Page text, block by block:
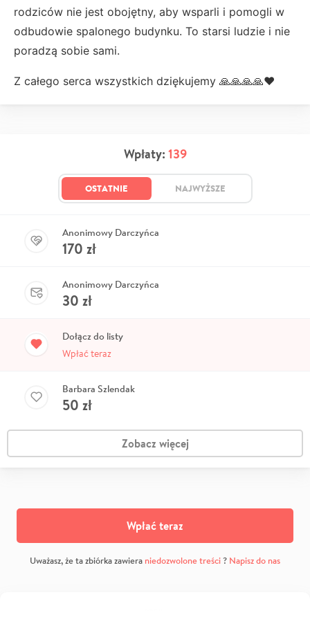
rodziców nie jest obojętny, aby wsparli i pomogli w
odbudowie spalonego budynku. To starsi ludzie i nie
poradzą sobie sami.
Z całego serca wszystkich dziękujemy 🙏🙏🙏🙏❤️
Wpłaty: 139
OSTATNIE NAJWYŻSZE
Anonimowy Darczyńca
170 zł
Anonimowy Darczyńca
30 zł
Dołącz do listy
Wpłać teraz
Barbara Szlendak
50 zł
Zobacz więcej
Wpłać teraz
Uważasz, że ta zbiórka zawiera niedozwolone treści? Napisz do nas